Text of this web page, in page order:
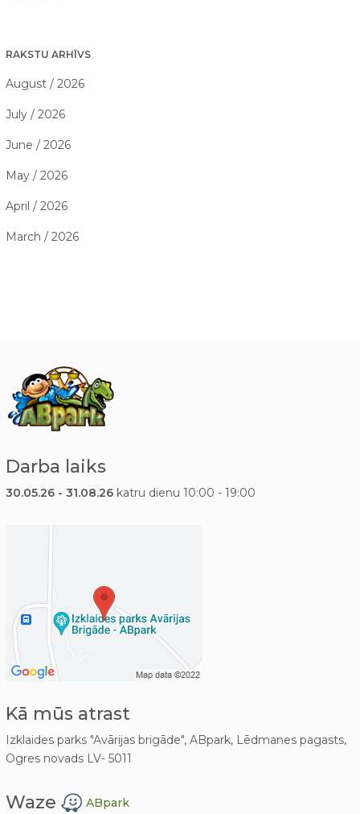
RAKSTU ARHĪVS
August / 2026
July / 2026
June / 2026
May / 2026
April / 2026
March / 2026
Darba laiks
30.05.26 - 31.08.26 katru dienu 10:00 - 19:00
Kā mūs atrast
Izklaides parks "Avārijas brigāde", ABpark, Lēdmanes pagasts,
Ogres novads LV- 5011
Waze ABpark